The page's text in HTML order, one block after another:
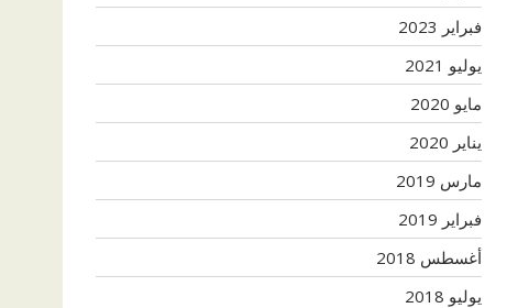
فبراير 2023
يوليو 2021
مايو 2020
يناير 2020
مارس 2019
فبراير 2019
أغسطس 2018
يوليو 2018